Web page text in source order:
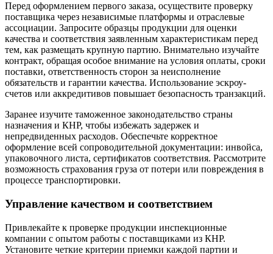
Перед оформлением первого заказа, осуществите проверку
поставщика через независимые платформы и отраслевые
ассоциации. Запросите образцы продукции для оценки
качества и соответствия заявленным характеристикам перед
тем, как размещать крупную партию. Внимательно изучайте
контракт, обращая особое внимание на условия оплаты, сроки
поставки, ответственность сторон за неисполнение
обязательств и гарантии качества. Использование эскроу-
счетов или аккредитивов повышает безопасность транзакций.
Заранее изучите таможенное законодательство страны
назначения и КНР, чтобы избежать задержек и
непредвиденных расходов. Обеспечьте корректное
оформление всей сопроводительной документации: инвойса,
упаковочного листа, сертификатов соответствия. Рассмотрите
возможность страхования груза от потери или повреждения в
процессе транспортировки.
Управление качеством и соответствием
Привлекайте к проверке продукции инспекционные
компании с опытом работы с поставщиками из КНР.
Установите четкие критерии приемки каждой партии и